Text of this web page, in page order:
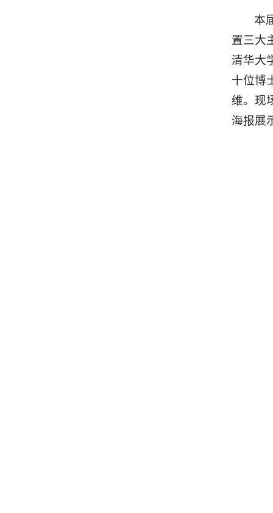
本
置三大
清华大
十位博
维。现
海报展